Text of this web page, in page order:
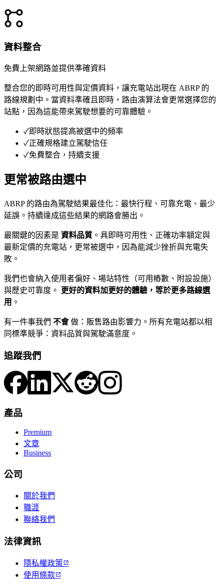

資料整合
免費上架網路並提供準確資料
整合您的即時可用性與定價資料，讓充電站出現在 ABRP 的
路線規劃中。當資料準確且即時，路由演算法會更常選擇您的
站點，因為這能帶來駕駛想要的可靠體驗。
✓即時狀態提高被選中的頻率
✓正確規格建立駕駛信任
✓免費整合，持續支援
更常被路由選中
ABRP 的路由為駕駛結果最佳化：最快行程、可靠充電、最少
延誤。持續達成這些結果的網路會勝出。
最關鍵的因素是 資料品質 。具即時可用性、正確功率額定與
最新定價的充電站，更常被選中，因為能減少挫折與充電失
敗。
我們也會納入使用者偏好、場站特性（可用樁數、附設設施）
與歷史可靠度。
更好的資料加更好的體驗，等於更多路線選
用 。
有一件事我們 不會 做：販售路由影響力。所有充電站都以相
同標準競爭：資料品質與駕駛滿意度。
追蹤我們
產品
Premium
文章
Business
公司
關於我們
職涯
聯絡我們
法律資訊
隱私權政策 
使用條款